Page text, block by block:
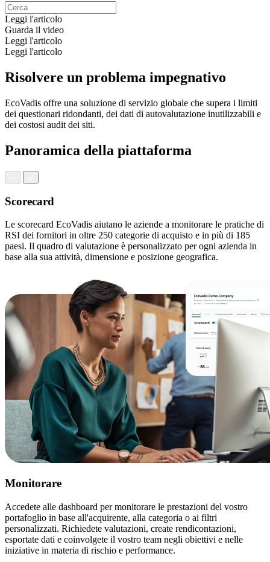
Leggi l'articolo
Guarda il video
Leggi l'articolo
Leggi l'articolo
Risolvere un problema impegnativo
EcoVadis offre una soluzione di servizio globale che supera i limiti
dei questionari ridondanti, dei dati di autovalutazione inutilizzabili e
dei costosi audit dei siti.
Panoramica della piattaforma
Scorecard
Le scorecard EcoVadis aiutano le aziende a monitorare le pratiche di
RSI dei fornitori in oltre 250 categorie di acquisto e in più di 185
paesi. Il quadro di valutazione è personalizzato per ogni azienda in
base alla sua attività, dimensione e posizione geografica.
Monitorare
Accedete alle dashboard per monitorare le prestazioni del vostro
portafoglio in base all'acquirente, alla categoria o ai filtri
personalizzati. Richiedete valutazioni, create rendicontazioni,
esportate dati e coinvolgete il vostro team negli obiettivi e nelle
iniziative in materia di rischio e performance.